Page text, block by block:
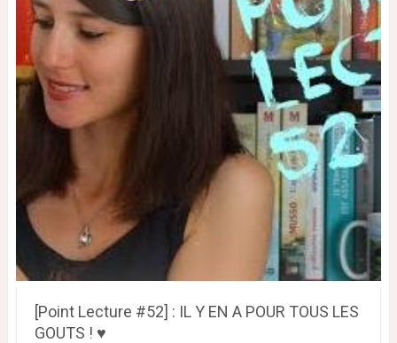
[Point Lecture #52] : IL Y EN A POUR TOUS LES
GOUTS ! ♥